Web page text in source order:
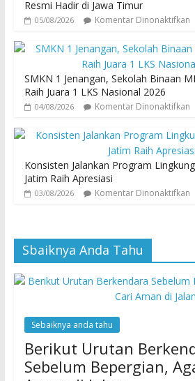
Resmi Hadir di Jawa Timur
05/08/2026 Komentar Dinonaktifkan
SMKN 1 Jenangan, Sekolah Binaan
Raih Juara 1 LKS Nasional 2026
04/08/2026 Komentar Dinonaktifkan
Konsisten Jalankan Program
Jatim Raih Apresiasi
03/08/2026 Komentar Dinonaktifkan
Sbaiknya Anda Tahu
Sebaiknya anda tahu
Berikut Urutan
Sebelum Bepergian,